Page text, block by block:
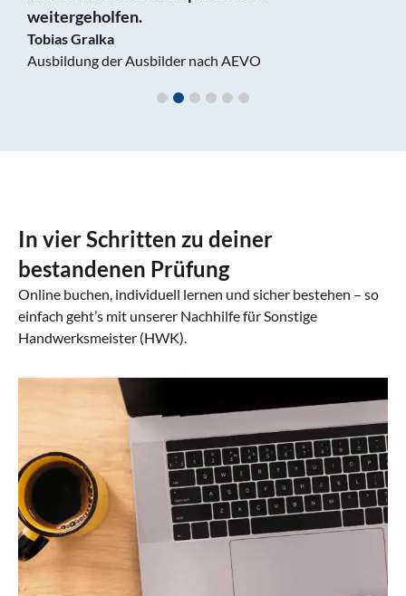
weitergeholfen.
Tobias Gralka
Ausbildung der Ausbilder nach AEVO
In vier Schritten zu deiner
bestandenen Prüfung
Online buchen, individuell lernen und sicher bestehen – so
einfach geht’s mit unserer Nachhilfe für Sonstige
Handwerksmeister (HWK).